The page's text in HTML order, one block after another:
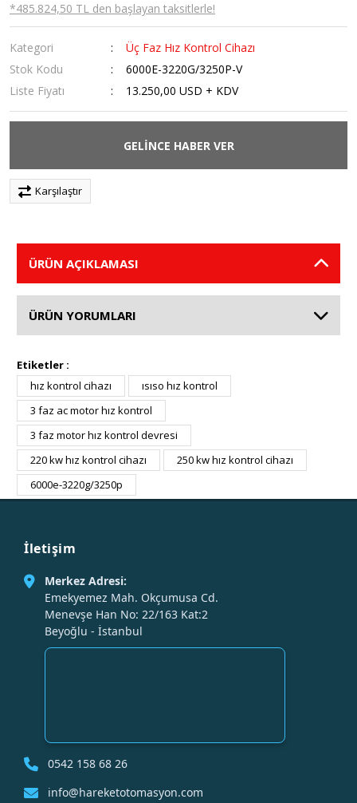
*485.824,50 TL den başlayan taksitlerle!
Kategori
Üç Faz Hız Kontrol Cihazı
Stok Kodu
6000E-3220G/3250P-V
Liste Fiyatı
13.250,00 USD + KDV
GELİNCE HABER VER
Karşılaştır
ÜRÜN AÇIKLAMASI
ÜRÜN YORUMLARI
Etiketler :
hız kontrol cihazı
ısıso hız kontrol
3 faz ac motor hız kontrol
3 faz motor hız kontrol devresi
220 kw hız kontrol cihazı
250 kw hız kontrol cihazı
6000e-3220g/3250p
İletişim
Merkez Adresi:
Emekyemez Mah. Okçumusa Cd.
Menevşe Han No: 22/163 Kat:2
Beyoğlu - İstanbul
0542 158 68 26
info@hareketotomasyon.com